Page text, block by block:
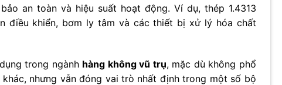
an toàn và hiệu suất hoạt động. Ví dụ, thép 1.4313
điều khiển, bơm ly tâm và các thiết bị xử lý hóa chất
trong ngành hàng không vũ trụ, mặc dù không phổ
nhưng vẫn đóng vai trò nhất định trong một số bộ